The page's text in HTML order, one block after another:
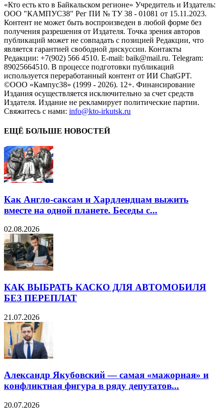
«Кто есть кто в Байкальском регионе» Учредитель и Издатель:
ООО "КАМПУС38" Рег ПИ № ТУ 38 - 01081 от 15.11.2023.
Контент не может быть воспроизведен в любой форме без
получения разрешения от Издателя. Точка зрения авторов
публикаций может не совпадать с позицией Редакции, что
является гарантией свободной дискуссии. Контакты
Редакции: +7(902) 566 4510. E-mail: baik@mail.ru. Telegram:
89025664510. В процессе подготовки публикаций
используется переработанный контент от ИИ ChatGPT.
©ООО «Кампус38» (1999 - 2026). 12+. Финансирование
Издания осуществляется исключительно за счет средств
Издателя. Издание не рекламирует политические партии.
Свяжитесь с нами: info@kto-irkutsk.ru
ЕЩЁ БОЛЬШЕ НОВОСТЕЙ
Как Англо-саксам и Хардлендцам выжить
вместе на одной планете. Беседы с...
02.08.2026
КАК ВЫБРАТЬ КАСКО ДЛЯ АВТОМОБИЛЯ
БЕЗ ПЕРЕПЛАТ
21.07.2026
Александр Якубовский — самая «мажорная» и
конфликтная фигура в ряду депутатов...
20.07.2026